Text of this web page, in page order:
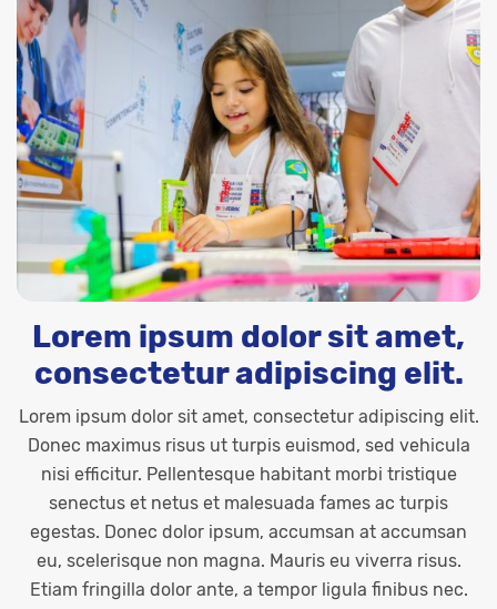
Lorem ipsum dolor sit amet,
consectetur adipiscing elit.
Lorem ipsum dolor sit amet, consectetur adipiscing elit.
Donec maximus risus ut turpis euismod, sed vehicula
nisi efficitur. Pellentesque habitant morbi tristique
senectus et netus et malesuada fames ac turpis
egestas. Donec dolor ipsum, accumsan at accumsan
eu, scelerisque non magna. Mauris eu viverra risus.
Etiam fringilla dolor ante, a tempor ligula finibus nec.